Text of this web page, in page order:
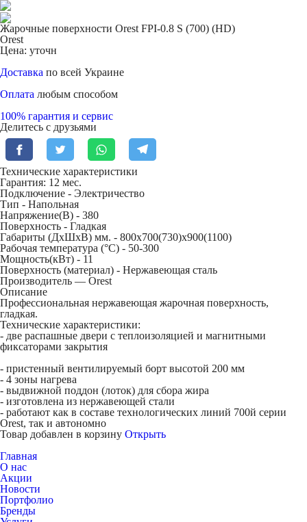
Жарочные поверхности Orest FPI-0.8 S (700) (НD)
Orest
Цена: уточн
Доставка по всей Украине
Оплата любым способом
100% гарантия и сервис
Делитесь с друзьями
Технические характеристики
Гарантия: 12 мес.
Подключение - Электричество
Тип - Напольная
Напряжение(В) - 380
Поверхность - Гладкая
Габариты (ДхШхВ) мм. - 800х700(730)х900(1100)
Рабочая температура (°C) - 50-300
Мощность(кВт) - 11
Поверхность (материал) - Нержавеющая сталь
Производитель — Orest
Описание
Профессиональная нержавеющая жарочная поверхность,
гладкая.
Технические характеристики:
- две распашные двери с теплоизоляцией и магнитными
фиксаторами закрытия
- пристенный вентилируемый борт высотой 200 мм
- 4 зоны нагрева
- выдвижной поддон (лоток) для сбора жира
- изготовлена из нержавеющей стали
- работают как в составе технологических линий 700й серии
Orest, так и автономно
Товар добавлен в корзину Открыть
Главная
О нас
Акции
Новости
Портфолио
Бренды